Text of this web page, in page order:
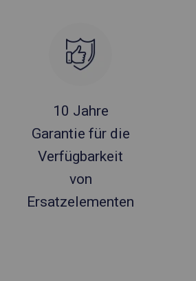
10 Jahre
Garantie für die
Verfügbarkeit
von
Ersatzelementen